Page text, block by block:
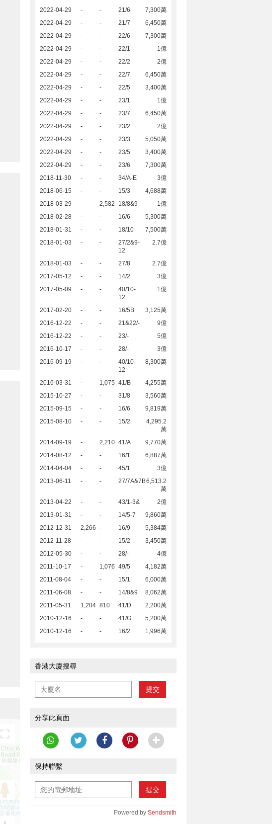
2022-04-29
- - 21/6
7,300萬
2022-04-29
- - 21/7
6,450萬
2022-04-29
- - 22/6
7,300萬
2022-04-29
- - 22/1
1億
2022-04-29
- - 22/2
2億
2022-04-29
- - 22/7
6,450萬
2022-04-29
- - 22/5
3,400萬
2022-04-29
- - 23/1
1億
2022-04-29
- - 23/7
6,450萬
2022-04-29
- - 23/2
2億
2022-04-29
- - 23/3
5,050萬
2022-04-29
- - 23/5
3,400萬
2022-04-29
- - 23/6
7,300萬
2018-11-30
- - 34/A-E
3億
2018-06-15
- - 15/3
4,688萬
2018-03-29
- 2,582 18/8&9
1億
2018-02-28
- - 16/6
5,300萬
2018-01-31
- - 18/10
7,500萬
2018-01-03
- -
27/2&9-
12
2.7億
2018-01-03 - - 27/8
2.7億
2017-05-12
- - 14/2
3億
2017-05-09
- -
40/10-
12
1億
2017-02-20 - - 16/5B
3,125萬
2016-12-22
- - 21&22/-
9億
2016-12-22
- - 23/-
5億
2016-10-17
- - 28/-
3億
2016-09-19
- -
40/10-
12
8,300萬
2016-03-31 - 1,075 41/B
4,255萬
2015-10-27
- - 31/8
3,560萬
2015-09-15
- - 16/6
9,819萬
2015-08-10
- - 15/2
4,295.2
萬
2014-09-19
- 2,210 41/A
9,770萬
2014-08-12
- - 16/1
6,887萬
2014-04-04
- - 45/1
3億
2013-06-11
- - 27/7A&7B6,513.2
萬
2013-04-22
- - 43/1-3&
2億
2013-01-31
- - 14/5-7
9,860萬
2012-12-31
2,266 - 16/9
5,384萬
2012-11-28
- - 15/2
3,450萬
2012-05-30
- - 28/-
4億
2011-10-17
- 1,076 49/5
4,182萬
2011-08-04
- - 15/1
6,000萬
2011-06-08
- - 14/8&9
8,062萬
2011-05-31
1,204 810 41/D
2,200萬
2010-12-16
- - 41/G
5,200萬
2010-12-16
- - 16/2 1,996萬
香港大廈搜尋
提交
分享此頁面
保持聯繫
提交
Powered by Sendsmith